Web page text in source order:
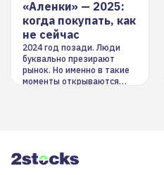
«Аленки» — 2025:
когда покупать, как
не сейчас
2024 год позади. Люди
буквально презирают
рынок. Но именно в такие
моменты открываются